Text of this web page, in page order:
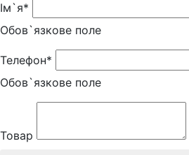
Ім`я*
Обов`язкове поле
Телефон*
Обов`язкове поле
Товар